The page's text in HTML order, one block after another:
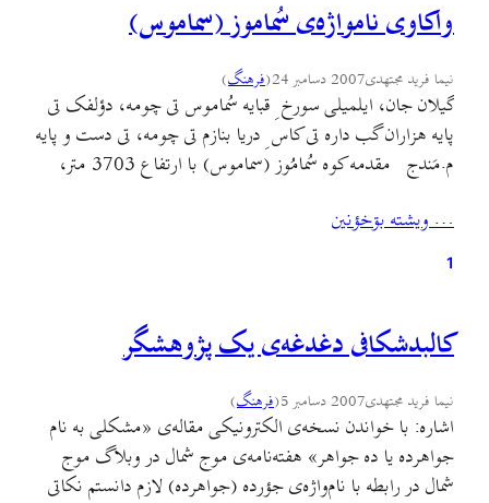
واکاوی نامواژه‌ی سُماموز (سماموس)
نیما فرید مجتهدی2007 دسامبر 24 (فرهنگ)
گيلان جان، ايلميلی سورخ ِ قبايه سُماموس تی چومه، دؤلفک تی
پايه هزاران گب داره تی کاس ِ دريا بنازم تی چومه، تی دست و پايه
م.مَندج مقدمه کوه سُمامُوز (سماموس) با ارتفاع 3703 متر،
رودخانه‌های پولرود [پولؤرود]، کاکرود، کَشکی، اژدهارود،
سُموش و خشکه‌رود زهکشی…
… ويشته بۊخؤنين
1
کالبدشکافی دغدغه‌ی يک پژوهشگر
نیما فرید مجتهدی2007 دسامبر 5 (فرهنگ)
اشاره: با خواندن نسخه‌ی الکترونيکی مقاله‌ی «مشکلی به نام
جواهرده يا ده جواهر» هفته‌نامه‌ی موج شمال در وبلاگ موج
شمال در رابطه با نام‌واژه‌ی جؤرده (جواهرده) لازم دانستم نکاتی